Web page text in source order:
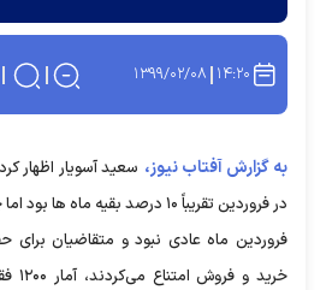
۱۴:۲۰ ۱۳۹۹/۰۲/۰۸
به گزارش آفتاب نیوز، سعید آسویار اظهار
در فروردین تقریباً ۱۰ درصد بقیه
فروردین ماه عادی نبود و متقاضیان
خرید